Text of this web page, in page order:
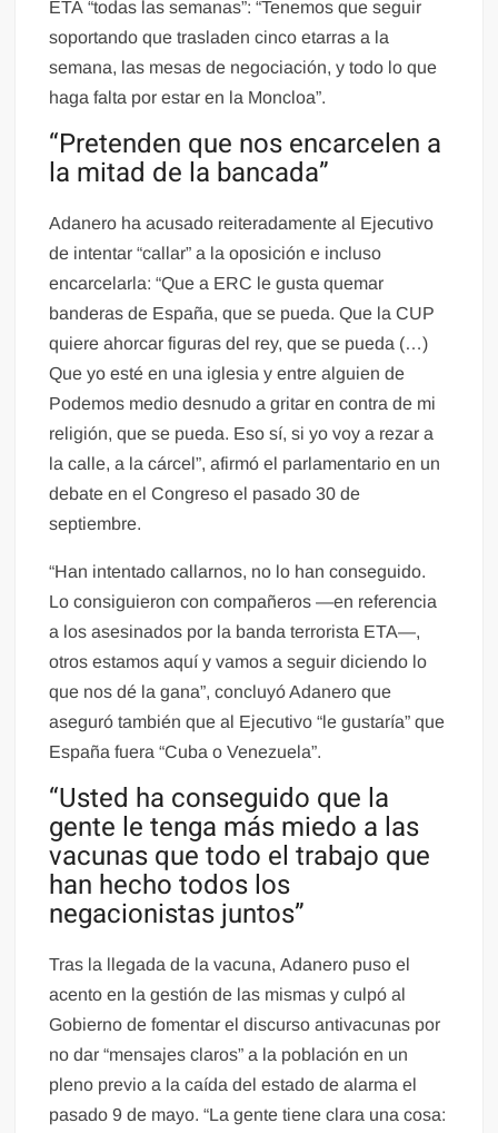
ETA “todas las semanas”: “Tenemos que seguir
soportando que trasladen cinco etarras a la
semana, las mesas de negociación, y todo lo que
haga falta por estar en la Moncloa”.
“Pretenden que nos encarcelen a
la mitad de la bancada”
Adanero ha acusado reiteradamente al Ejecutivo
de intentar “callar” a la oposición e incluso
encarcelarla: “Que a ERC le gusta quemar
banderas de España, que se pueda. Que la CUP
quiere ahorcar figuras del rey, que se pueda (…)
Que yo esté en una iglesia y entre alguien de
Podemos medio desnudo a gritar en contra de mi
religión, que se pueda. Eso sí, si yo voy a rezar a
la calle, a la cárcel”, afirmó el parlamentario en un
debate en el Congreso el pasado 30 de
septiembre.
“Han intentado callarnos, no lo han conseguido.
Lo consiguieron con compañeros —en referencia
a los asesinados por la banda terrorista ETA—,
otros estamos aquí y vamos a seguir diciendo lo
que nos dé la gana”, concluyó Adanero que
aseguró también que al Ejecutivo “le gustaría” que
España fuera “Cuba o Venezuela”.
“Usted ha conseguido que la
gente le tenga más miedo a las
vacunas que todo el trabajo que
han hecho todos los
negacionistas juntos”
Tras la llegada de la vacuna, Adanero puso el
acento en la gestión de las mismas y culpó al
Gobierno de fomentar el discurso antivacunas por
no dar “mensajes claros” a la población en un
pleno previo a la caída del estado de alarma el
pasado 9 de mayo. “La gente tiene clara una cosa: